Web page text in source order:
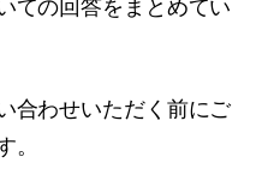
ての回答をまとめてい
合わせいただく前にご
。